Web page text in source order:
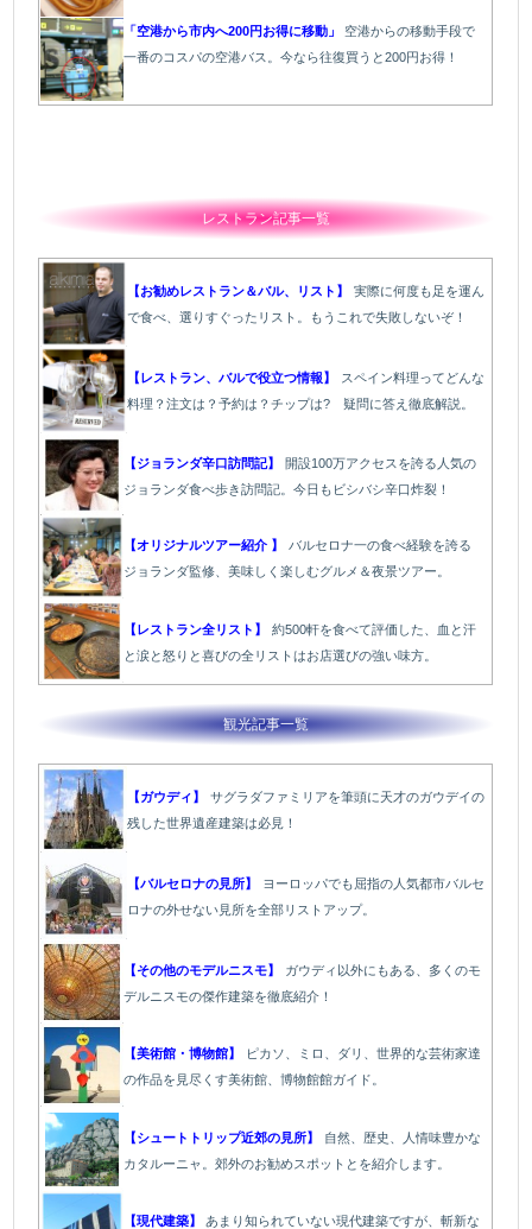
「空港から市内へ200円お得に移動」
空港からの移動手段で
一番のコスパの空港バス。今なら往復買うと200円お得！
レストラン記事一覧
【お勧めレストラン＆バル、リスト】
実際に何度も足を運ん
で食べ、選りすぐったリスト。もうこれで失敗しないぞ！
【レストラン、バルで役立つ情報】
スペイン料理ってどんな
料理？注文は？予約は？チップは? 疑問に答え徹底解説。
【ジョランダ辛口訪問記】
開設100万アクセスを誇る人気の
ジョランダ食べ歩き訪問記。今日もビシバシ辛口炸裂！
【オリジナルツアー紹介 】
バルセロナ一の食べ経験を誇る
ジョランダ監修、美味しく楽しむグルメ＆夜景ツアー。
【レストラン全リスト】
約500軒を食べて評価した、血と汗
と涙と怒りと喜びの全リストはお店選びの強い味方。
観光記事一覧
【ガウディ】
サグラダファミリアを筆頭に天才のガウデイの
残した世界遺産建築は必見！
【バルセロナの見所】
ヨーロッパでも屈指の人気都市バルセ
ロナの外せない見所を全部リストアップ。
【その他のモデルニスモ】
ガウディ以外にもある、多くのモ
デルニスモの傑作建築を徹底紹介！
【美術館・博物館】
ピカソ、ミロ、ダリ、世界的な芸術家達
の作品を見尽くす美術館、博物館館ガイド。
【シュートトリップ近郊の見所】
自然、歴史、人情味豊かな
カタルーニャ。郊外のお勧めスポットとを紹介します。
【現代建築】
あまり知られていない現代建築ですが、斬新な